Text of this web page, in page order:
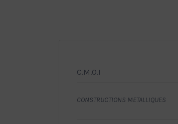
C.M.O.I
CONSTRUCTIONS METALLIQUES